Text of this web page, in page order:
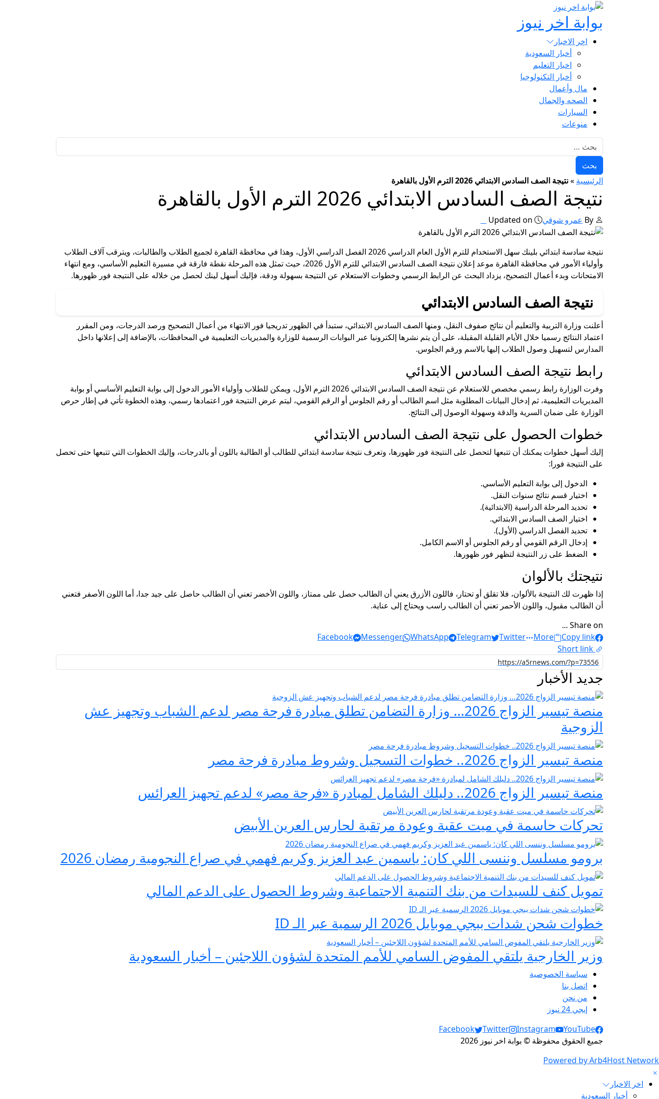
بوابة اخر نيوز
اخر الاخبار
أخبار السعودية
اخبار التعليم
أخبار التكنولوجيا
مال وأعمال
الصحه والجمال
السيارات
منوعات
الرئيسية »نتيجة الصف السادس الابتدائي 2026 الترم الأول بالقاهرة
نتيجة الصف السادس الابتدائي 2026 الترم الأول بالقاهرة
By عمرو شوقي Updated on
نتيجة سادسة ابتدائي بلينك سهل الاستخدام للترم الأول العام الدراسي 2026 الفصل الدراسي الأول، وهذا في محافظة القاهرة لجميع الطلاب والطالبات، ويترقب آلاف الطلاب
وأولياء الأمور في محافظة القاهرة موعد إعلان نتيجة الصف السادس الابتدائي للترم الأول 2026، حيث تمثل هذه المرحلة نقطة فارقة في مسيرة التعليم الأساسي، ومع انتهاء
الامتحانات وبدء أعمال التصحيح، يزداد البحث عن الرابط الرسمي وخطوات الاستعلام عن النتيجة بسهولة ودقة، فإليك أسهل لينك لحصل من خلاله على النتيجة فور ظهورها.
نتيجة الصف السادس الابتدائي
أعلنت وزارة التربية والتعليم أن نتائج صفوف النقل، ومنها الصف السادس الابتدائي، ستبدأ في الظهور تدريجيا فور الانتهاء من أعمال التصحيح ورصد الدرجات، ومن المقرر
اعتماد النتائج رسميا خلال الأيام القليلة المقبلة، على أن يتم نشرها إلكترونيا عبر البوابات الرسمية للوزارة والمديريات التعليمية في المحافظات، بالإضافة إلى إعلانها داخل
المدارس لتسهيل وصول الطلاب إليها بالاسم ورقم الجلوس.
رابط نتيجة الصف السادس الابتدائي
وفرت الوزارة رابط رسمي مخصص للاستعلام عن نتيجة الصف السادس الابتدائي 2026 الترم الأول، ويمكن للطلاب وأولياء الأمور الدخول إلى بوابة التعليم الأساسي أو بوابة
المديريات التعليمية، ثم إدخال البيانات المطلوبة مثل اسم الطالب أو رقم الجلوس أو الرقم القومي، ليتم عرض النتيجة فور اعتمادها رسمي، وهذه الخطوة تأتي في إطار حرص
الوزارة على ضمان السرية والدقة وسهولة الوصول إلى النتائج.
خطوات الحصول على نتيجة الصف السادس الابتدائي
إليك أسهل خطوات يمكنك أن تتبعها لتحصل على النتيجة فور ظهورها، وتعرف نتيجة سادسة ابتدائي للطالب أو الطالبة باللون أو بالدرجات، وإليك الخطوات التي تتبعها حتى تحصل
على النتيجة فورا:
الدخول إلى بوابة التعليم الأساسي.
اختيار قسم نتائج سنوات النقل.
تحديد المرحلة الدراسية (الابتدائية).
اختيار الصف السادس الابتدائي.
تحديد الفصل الدراسي (الأول).
إدخال الرقم القومي أو رقم الجلوس أو الاسم الكامل.
الضغط على زر النتيجة لتظهر فور ظهورها.
نتيجتك بالألوان
إذا ظهرت لك النتيجة بالألوان، فلا تقلق أو تحتار، فاللون الأزرق يعني أن الطالب حصل على ممتاز، واللون الأخضر تعني أن الطالب حاصل على جيد جدا، أما اللون الأصفر فتعني
أن الطالب مقبول، واللون الأحمر تعني أن الطالب راسب ويحتاج إلى عناية.
Share on ...
Facebook
Messenger WhatsApp Telegram Twitter More
Copy link
Short link
جديد الأخبار
منصة تيسير الزواج 2026… وزارة التضامن تطلق مبادرة فرحة مصر لدعم الشباب وتجهيز عش
الزوجية
منصة تيسير الزواج 2026.. خطوات التسجيل وشروط مبادرة فرحة مصر
منصة تيسير الزواج 2026.. دليلك الشامل لمبادرة «فرحة مصر» لدعم تجهيز العرائس
تحركات حاسمة في ميت عقبة وعودة مرتقبة لحارس العرين الأبيض
برومو مسلسل وننسى اللي كان: ياسمين عبد العزيز وكريم فهمي في صراع النجومية رمضان 2026
تمويل كنف للسيدات من بنك التنمية الاجتماعية وشروط الحصول على الدعم المالي
خطوات شحن شدات ببجي موبايل 2026 الرسمية عبر الـ ID
وزير الخارجية يلتقي المفوض السامي للأمم المتحدة لشؤون اللاجئين – أخبار السعودية
سياسة الخصوصية
اتصل بنا
من نحن
إيجي 24 نيوز
Social Links
Facebook Twitter Instagram
YouTube
جميع الحقوق محفوظة © بوابة اخر نيوز 2026
Powered by Arb4Host Network
اخر الاخبار
أخبار السعودية